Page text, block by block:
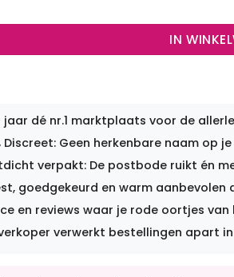
IN
jaar dé nr.1 marktplaats voor de
Discreet: Geen herkenbare naam op
verpakt: De postbode ruikt én
goedgekeurd en warm aanbevolen
en reviews waar je rode oortjes van
verwerkt bestellingen apart